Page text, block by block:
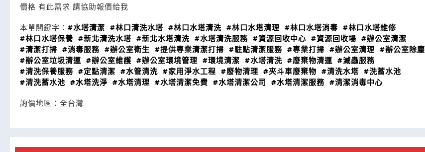
價格 有此需求 請協助報價給我
本單關鍵字： #水塔清潔 #林口清洗水塔 #林口水塔清洗 #林口水塔清理 #林口水塔消毒 #林口水塔維修
#林口水塔保養 #新北清洗水塔 #新北水塔清洗 #水塔清洗服務 #資源回收中心 #資源回收場 #辦公室清潔
#清潔打掃 #消毒服務 #辦公室衛生 #提供專業清潔打掃 #駐點清潔服務 #專業打掃 #辦公室清理 #辦公室除塵
#辦公室垃圾清運 #辦公室維護 #辦公室環境管理 #環境清潔 #水塔清洗 #廢棄物清運 #滅蟲服務
#清洗保養服務 #定點清潔 #水管清洗 #家用淨水工程 #廢物清理 #夾斗車廢棄物 #清洗水塔 #洗蓄水池
#清洗蓄水池 #水塔洗淨 #水塔清理 #水塔清潔免費 #水塔清潔公司 #水塔清潔服務 #清潔消毒中心
詢價地區： 全台灣